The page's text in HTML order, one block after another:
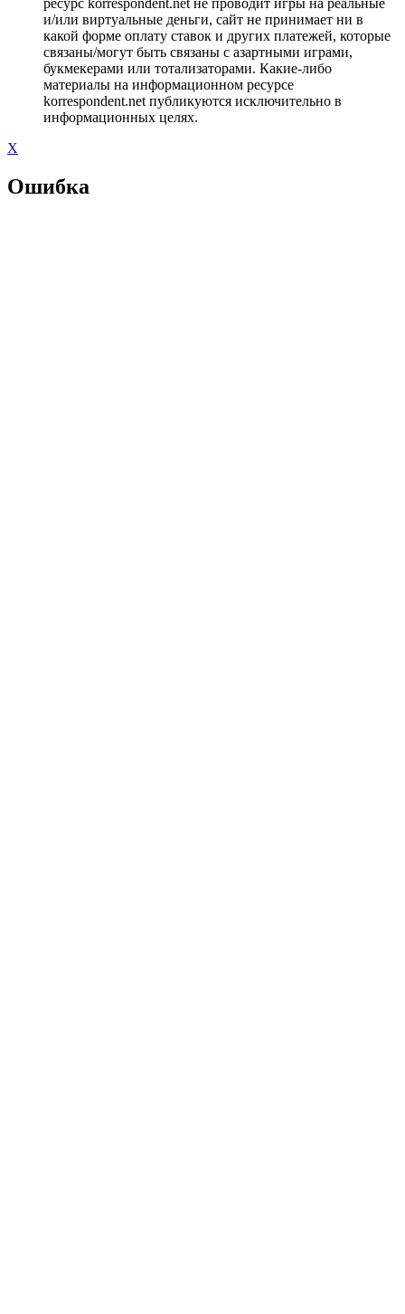
ресурс korrespondent.net не проводит игры на реальные
и/или виртуальные деньги, сайт не принимает ни в
какой форме оплату ставок и других платежей, которые
связаны/могут быть связаны с азартными играми,
букмекерами или тотализаторами. Какие-либо
материалы на информационном ресурсе
korrespondent.net публикуются исключительно в
информационных целях.
X
Ошибка